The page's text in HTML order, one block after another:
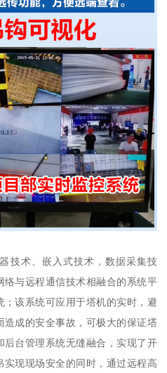
技术、嵌入式技术，数据采集技
与远程通信技术相融合的系统平
该系统可应用于塔机的实时，避
成的安全事故，可极大的保证塔
台管理系统无缝融合，实现了开
现现场安全的同时，通过远程高